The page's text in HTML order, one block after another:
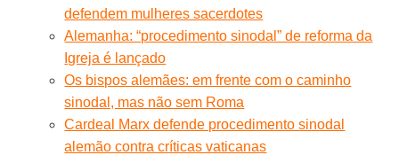
defendem mulheres sacerdotes
Alemanha: “procedimento sinodal” de reforma da
Igreja é lançado
Os bispos alemães: em frente com o caminho
sinodal, mas não sem Roma
Cardeal Marx defende procedimento sinodal
alemão contra críticas vaticanas